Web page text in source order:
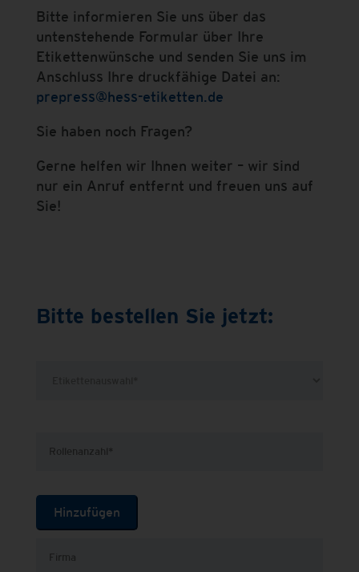
Bitte informieren Sie uns über das
untenstehende Formular über Ihre
Etikettenwünsche und senden Sie uns im
Anschluss Ihre druckfähige Datei an:
prepress@hess-etiketten.de
Sie haben noch Fragen?
Gerne helfen wir Ihnen weiter – wir sind
nur ein Anruf entfernt und freuen uns auf
Sie!
Bitte bestellen Sie jetzt:
Hinzufügen